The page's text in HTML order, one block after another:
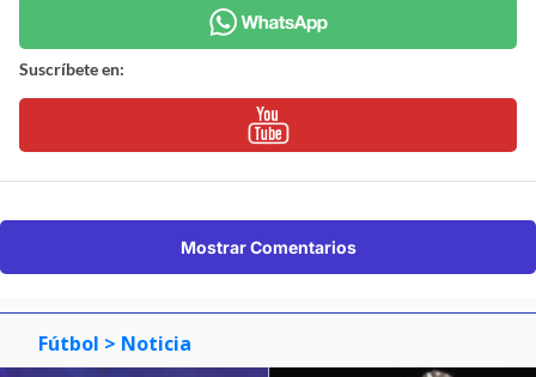
Suscríbete en:
Mostrar Comentarios
Fútbol > Noticia